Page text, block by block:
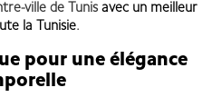
ville de Tunis avec un meilleur
la Tunisie.
pour une élégance